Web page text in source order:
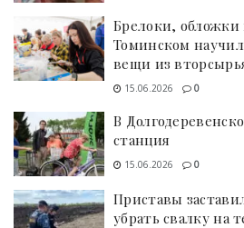
Брелоки,
Томинском
вещи из
15.06.2026 0
В
станция
15.06.2026 0
Приставы
убрать свалку на